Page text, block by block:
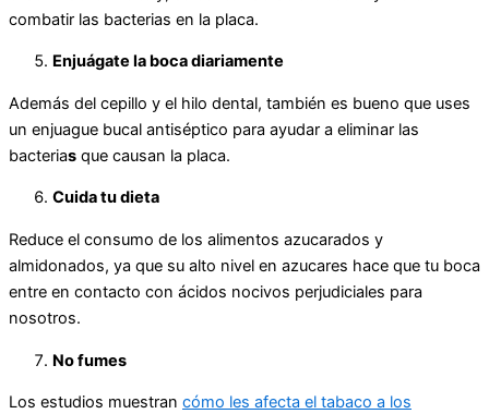
combatir las bacterias en la placa.
Enjuágate la boca diariamente
Además del cepillo y el hilo dental, también es bueno que uses
un enjuague bucal antiséptico para ayudar a eliminar las
bacterias que causan la placa.
Cuida tu dieta
Reduce el consumo de los alimentos azucarados y
almidonados, ya que su alto nivel en azucares hace que tu boca
entre en contacto con ácidos nocivos perjudiciales para
nosotros.
No fumes
Los estudios muestran cómo les afecta el tabaco a los